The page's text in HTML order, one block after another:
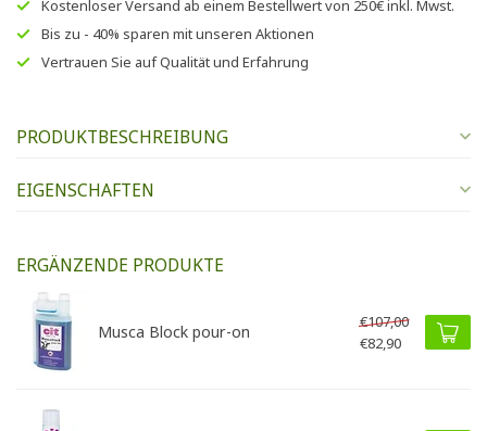
Kostenloser Versand ab einem Bestellwert von 250€inkl. Mwst.
Bis zu - 40% sparen mit unseren Aktionen
Vertrauen Sie aufQualität und Erfahrung
PRODUKTBESCHREIBUNG
EIGENSCHAFTEN
ERGÄNZENDE PRODUKTE
Musca Block pour-on
€107,00
€82,90